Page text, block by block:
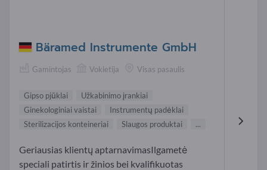
Bäramed Instrumente GmbH
Gamintojas Vokietija Visas pasaulis
Gipso pjūklai
Užkabinimo įrankiai
Ginekologiniai vaistai
Instrumentų padėklai
Sterilizacijos konteineriai
Slaugos produktai ...
Geriausias klientų aptarnavimasIlgametė
speciali patirtis ir žinios bei kvalifikuotas